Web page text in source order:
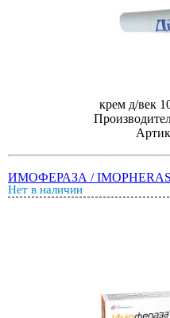
крем д/век
ИМОФЕРАЗА /
Нет в наличии